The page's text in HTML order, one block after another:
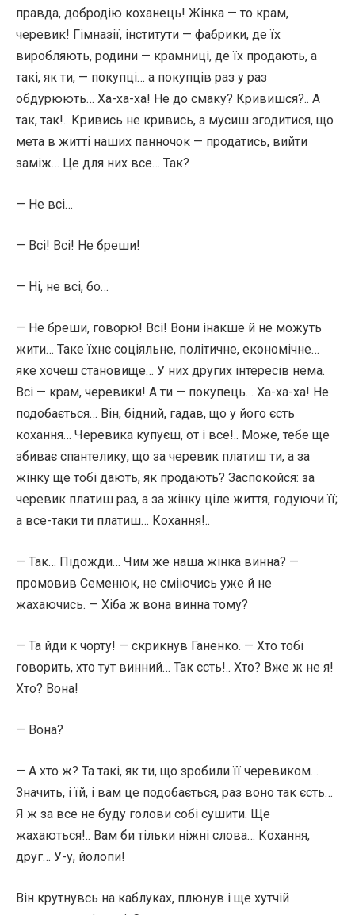
правда, добродію коханець! Жінка — то крам,
черевик! Гімназії, інститути — фабрики, де їх
виробляють, родини — крамниці, де їх продають, а
такі, як ти, — покупці… а покупців раз у раз
обдурюють… Ха-ха-ха! Не до смаку? Кривишся?.. А
так, так!.. Кривись не кривись, а мусиш згодитися, що
мета в житті наших панночок — продатись, вийти
заміж… Це для них все… Так?
— Не всі…
— Всі! Всі! Не бреши!
— Ні, не всі, бо…
— Не бреши, говорю! Всі! Вони інакше й не можуть
жити… Таке їхнє соціяльне, політичне, економічне…
яке хочеш становище… У них других інтересів нема.
Всі — крам, черевики! А ти — покупець… Ха-ха-ха! Не
подобається… Він, бідний, гадав, що у його єсть
кохання… Черевика купуєш, от і все!.. Може, тебе ще
збиває спантелику, що за черевик платиш ти, а за
жінку ще тобі дають, як продають? Заспокойся: за
черевик платиш раз, а за жінку ціле життя, годуючи її;
а все-таки ти платиш… Кохання!..
— Так… Підожди… Чим же наша жінка винна? —
промовив Семенюк, не сміючись уже й не
жахаючись. — Хіба ж вона винна тому?
— Та йди к чорту! — скрикнув Ганенко. — Хто тобі
говорить, хто тут винний… Так єсть!.. Хто? Вже ж не я!
Хто? Вона!
— Вона?
— А хто ж? Та такі, як ти, що зробили її черевиком…
Значить, і їй, і вам це подобається, раз воно так єсть…
Я ж за все не буду голови собі сушити. Ще
жахаються!.. Вам би тільки ніжні слова… Кохання,
друг… У-у, йолопи!
Він крутнувсь на каблуках, плюнув і ще хутчій